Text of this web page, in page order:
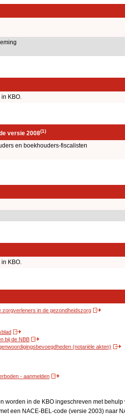
KBO.
versie 2008(1)
en boekhouders-fiscalisten
KBO.
zorgverleners in de gezondheidszorg
bij de NBB
(notariële akten)
- aanmelden
worden in de KBO ingeschreven met
een NACE-BEL-code (versie 2003) naar